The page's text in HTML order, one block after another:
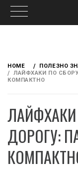
content
HOME
ПОЛЕЗНО
ЛАЙФХАКИ ПО
КОМПАКТНО
ДОРОГУ: